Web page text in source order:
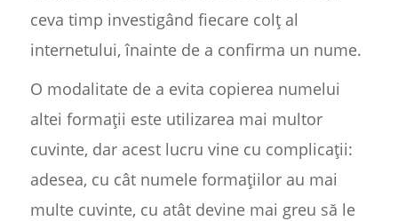
ceva timp investigând fiecare colț al
internetului, înainte de a confirma un nume.
O modalitate de a evita copierea numelui
altei formații este utilizarea mai multor
cuvinte, dar acest lucru vine cu complicații:
adesea, cu cât numele formațiilor au mai
multe cuvinte, cu atât devine mai greu să le